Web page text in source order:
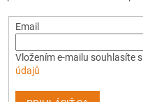
Email
Vložením e-mailu souhlasíte s
údajů